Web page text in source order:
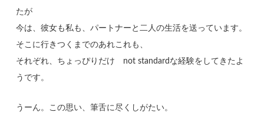
たが
今は、彼女も私も、パートナーと二人の生活を送っています。
そこに行きつくまでのあれこれも、
それぞれ、ちょっぴりだけ not standardな経験をしてきたよ
うです。
うーん。この思い、筆舌に尽くしがたい。